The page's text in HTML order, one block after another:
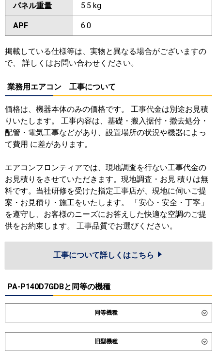
パネル重量 5.5 kg
APF 6.0
掲載している仕様等は、実物と異なる場合がございますの
で、 詳しくはお問い合わせください。
業務用エアコン 工事について
価格は、機器本体のみの価格です。 工事代金は別途お見積
りいたします。 工事内容は、基礎・搬入据付・撤去処分・
配管・電気工事などがあり、設置場所の状況や機器によっ
て費用 に差があります。
エアコンフロンティアでは、現地調査を行ない工事代金の
お見積りをさせていただきます。現地調査・お見 積りは無
料です。当社研修を受けた指定工事店が、現地に伺いご提
案・お見積り・施工をいたします。 「安心・安全・丁寧」
を遵守し、お客様のニーズにお答えした快適な空調のご提
供をお約束します。 工事品質でお選びください。
工事について詳しくはこちら
PA-P140D7GDBと同等の機種
同等機種
ダイキン SSRK140DD SSRK140DND
旧型機種